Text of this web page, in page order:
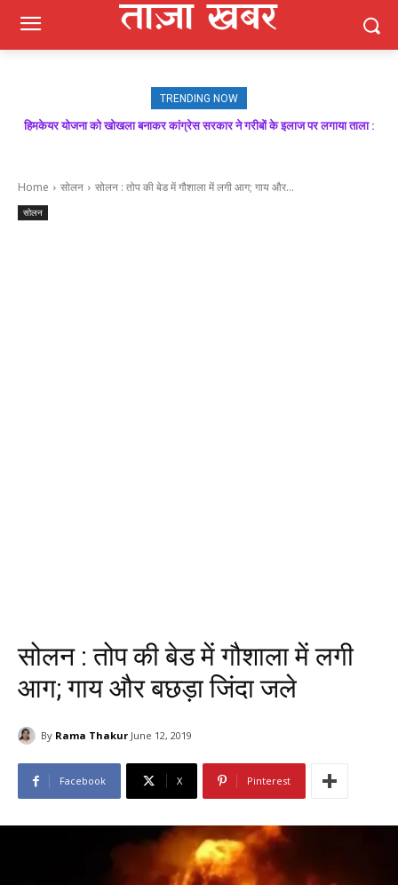
TRENDING NOW
हिमकेयर योजना को खोखला बनाकर कांग्रेस सरकार ने गरीबों के इलाज पर लगाया ताला :
मजबूत बूथ ही भाजपा की जीत की गारंटी, आगामी विधानसभा चुनाव में बूथ प्रबंधन निभाएगा
Home सोलन सोलन : तोप की बेड में गौशाला में लगी आग; गाय और...
सोलन
सोलन : तोप की बेड में गौशाला में लगी
आग; गाय और बछड़ा जिंदा जले
By Rama Thakur June 12, 2019
Facebook X Pinterest